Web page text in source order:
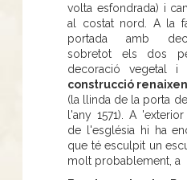
volta esfondrada) i
al costat nord. A la
portada amb
sobretot els dos
decoració vegetal i
construcció
(la llinda de la porta
l'any 1571). A
de l'església hi ha
que té esculpit un
molt probablement, a